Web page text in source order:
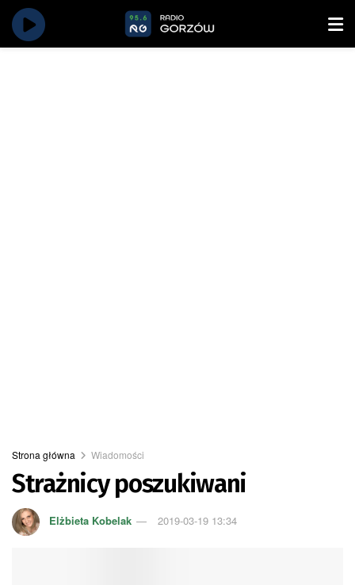
Strona główna Wiadomości
Strażnicy poszukiwani
Elżbieta Kobelak 2019-03-19 13:34